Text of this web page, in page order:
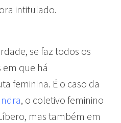
intitulado.
se faz todos os
em que há
feminina. É o caso da
, o coletivo feminino
mas também em